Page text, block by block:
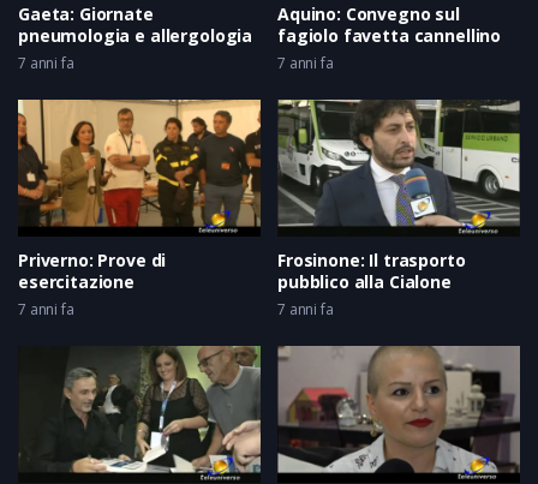
Gaeta: Giornate
pneumologia e allergologia
7 anni fa
Aquino: Convegno sul
fagiolo favetta cannellino
7 anni fa
Priverno: Prove di
esercitazione
7 anni fa
Frosinone: Il trasporto
pubblico alla Cialone
7 anni fa